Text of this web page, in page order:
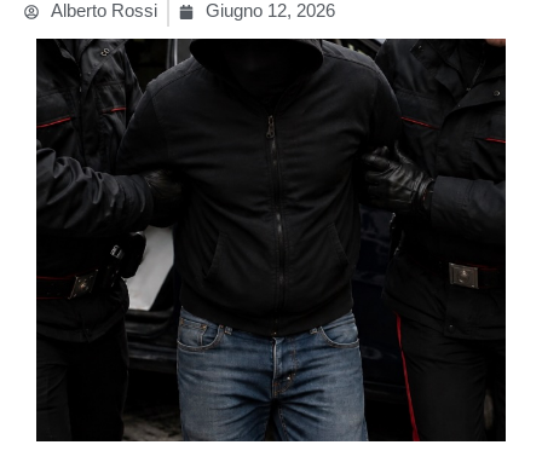
Alberto Rossi Giugno 12, 2026